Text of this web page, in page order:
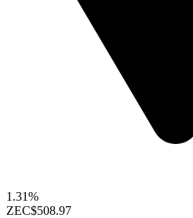
1.31%
ZEC$508.97